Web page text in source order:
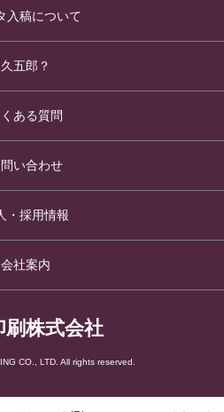
入稿について
久五郎？
ある質問
い合わせ
・採用情報
会社案内
刷株式会社
CO., LTD. All rights reserved.